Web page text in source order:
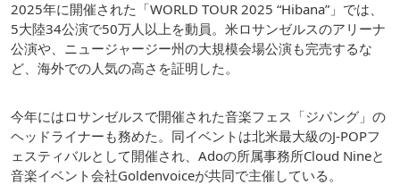
2025年に開催された「WORLD TOUR 2025 “Hibana”」では、
5大陸34公演で50万人以上を動員。米ロサンゼルスのアリーナ
公演や、ニュージャージー州の大規模会場公演も完売するな
ど、海外での人気の高さを証明した。
今年にはロサンゼルスで開催された音楽フェス「ジパング」の
ヘッドライナーも務めた。同イベントは北米最大級のJ-POPフ
ェスティバルとして開催され、Adoの所属事務所Cloud Nineと
音楽イベント会社Goldenvoiceが共同で主催している。